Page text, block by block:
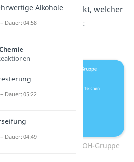
Effekt, welcher
alsnegativer
I-Effekt
Aufbau COOH-Gruppe
Alkohole
Dauer: 04:58
Dauer: 05:22
Dauer: 04:49